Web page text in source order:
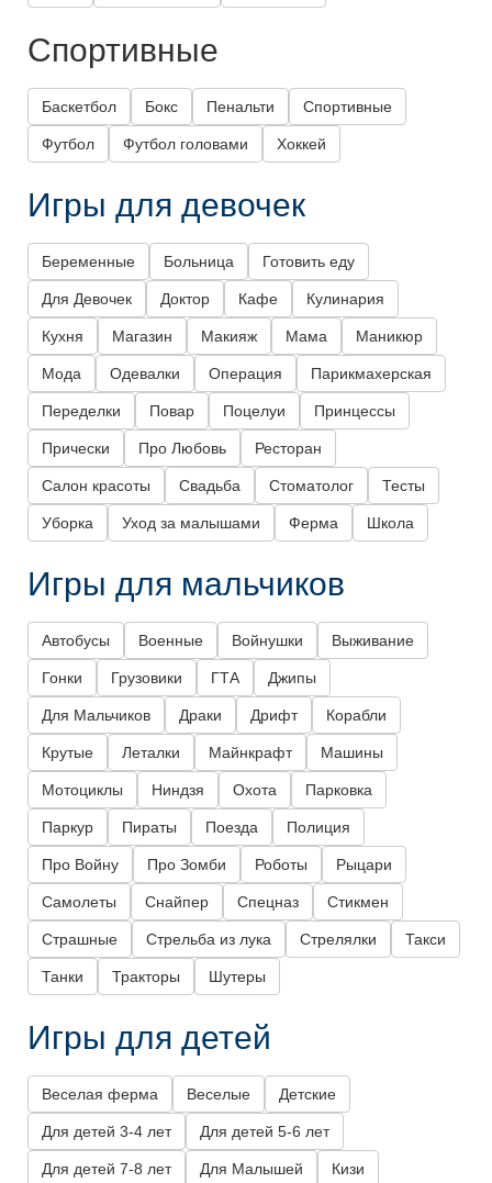
Спортивные
Баскетбол Бокс Пенальти Спортивные
Футбол Футбол головами Хоккей
Игры для девочек
Беременные Больница Готовить еду
Для Девочек Доктор Кафе Кулинария
Кухня Магазин Макияж Мама Маникюр
Мода Одевалки Операция Парикмахерская
Переделки Повар Поцелуи Принцессы
Прически Про Любовь Ресторан
Салон красоты Свадьба Стоматолог Тесты
Уборка Уход за малышами Ферма Школа
Игры для мальчиков
Автобусы Военные Войнушки Выживание
Гонки Грузовики ГТА Джипы
Для Мальчиков Драки Дрифт Корабли
Крутые Леталки Майнкрафт Машины
Мотоциклы Ниндзя Охота Парковка
Паркур Пираты Поезда Полиция
Про Войну Про Зомби Роботы Рыцари
Самолеты Снайпер Спецназ Стикмен
Страшные Стрельба из лука Стрелялки Такси
Танки Тракторы Шутеры
Игры для детей
Веселая ферма Веселые Детские
Для детей 3-4 лет Для детей 5-6 лет
Для детей 7-8 лет Для Малышей Кизи